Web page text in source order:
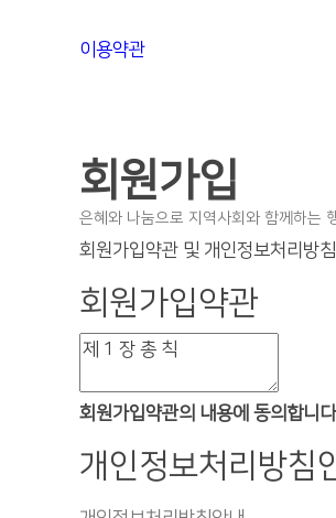
이용약관
회원가입
은혜와 나눔으로 지역사회와 함께하는
회원가입약관 및 개인정보처리방
회원가입약관
회원가입약관의 내용에 동의합니
개인정보처리방침